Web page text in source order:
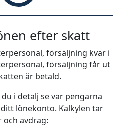
efter skatt
försäljning kvar i
försäljning får ut
är betald.
i detalj se var pengarna
lönekonto. Kalkylen tar
och avdrag: